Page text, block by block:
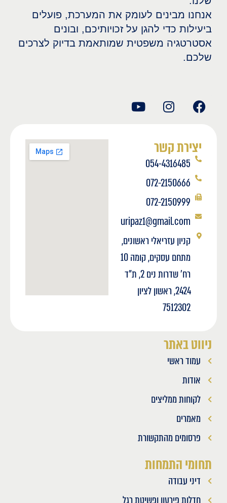
אנחנו מבינים לעומק את המערכת, פועלים
ביעילות כדי להגן על זכויותיכם, ובונים
אסטרטגיה משפטית שמותאמת בדיוק לצרכים
שלכם.
ניווט באתר
עמוד ראשי
אודות
לקוחות ממליצים
מאמרים
פרסומים מהתקשורת
תחומי התמחות
דיני עבודה
יצירת קשר
054-4316485
072-2150666
072-2150999
uripaz1@gmail.com
קניון עזריאלי ראשונים,
מתחם עסקים, קומה 10
רח' שדרות נים 2, ת"ד
2424, ראשון לציון
7512302